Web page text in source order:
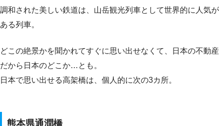
調和された美しい鉄道は、山岳観光列車として世界的に人気が
ある列車。
どこの絶景かを聞かれてすぐに思い出せなくて、日本の不動産
だから日本のどこか…とも。
日本で思い出せる高架橋は、個人的に次の3カ所。
熊本県通潤橋